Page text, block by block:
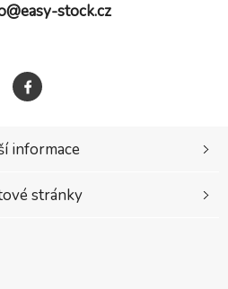
stock.cz
informace
stránky